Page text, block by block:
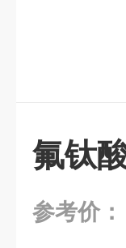
氟钛
参考价：